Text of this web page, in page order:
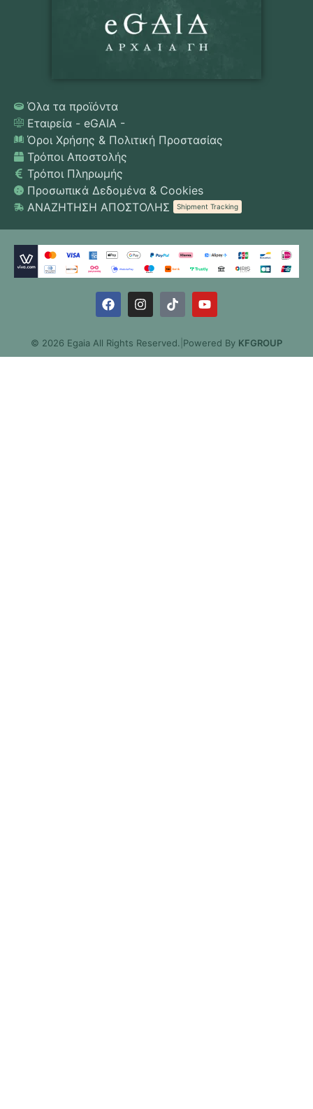
Όλα τα προϊόντα
Εταιρεία - eGAIA -
Όροι Χρήσης & Πολιτική Προστασίας
Τρόποι Αποστολής
Τρόποι Πληρωμής
Προσωπικά Δεδομένα & Cookies
ΑΝΑΖΗΤΗΣΗ ΑΠΟΣΤΟΛΗΣ
Shipment Tracking
© 2026 Egaia All Rights Reserved. Powered By KFGROUP